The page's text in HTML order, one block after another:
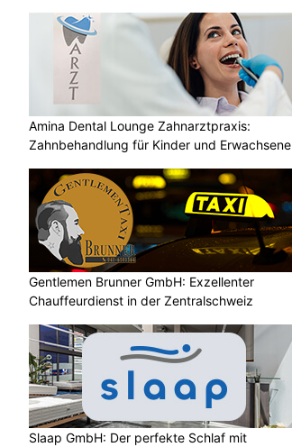
Amina Dental Lounge Zahnarztpraxis:
Zahnbehandlung für Kinder und Erwachsene
Gentlemen Brunner GmbH: Exzellenter
Chauffeurdienst in der Zentralschweiz
Slaap GmbH: Der perfekte Schlaf mit